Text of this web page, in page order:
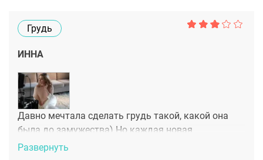
Грудь
ИННА
Давно мечтала сделать грудь такой, какой она
была до замужества) Но каждая новая
беременность меня останавливала. Сейчас я пока
Развернуть